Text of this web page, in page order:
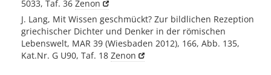
5033, Taf. 36 Zenon
J. Lang, Mit Wissen geschmückt? Zur bildlichen Rezeption
griechischer Dichter und Denker in der römischen
Lebenswelt, MAR 39 (Wiesbaden 2012), 166, Abb. 135,
Kat.Nr. G U90, Taf. 18 Zenon